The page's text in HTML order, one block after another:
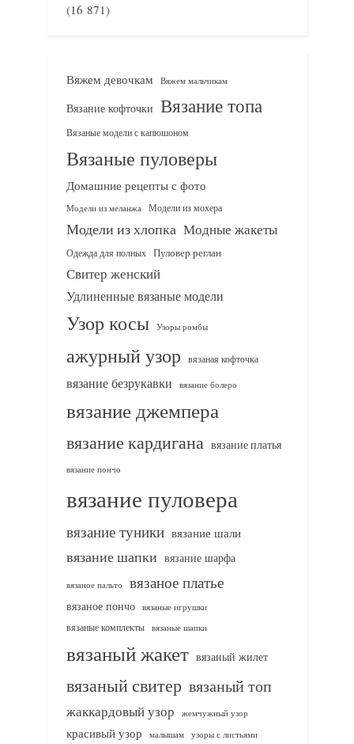
(16 871)
Вяжем девочкам Вяжем мальчикам
Вязание кофточки Вязание топа
Вязаные модели с капюшоном
Вязаные пуловеры
Домашние рецепты с фото
Модели из меланжа Модели из мохера
Модели из хлопка Модные жакеты
Одежда для полных Пуловер реглан
Свитер женский
Удлиненные вязаные модели
Узор косы Узоры ромбы
ажурный узор вязаная кофточка
вязание безрукавки вязание болеро
вязание джемпера
вязание кардигана вязание платья
вязание пончо
вязание пуловера
вязание туники вязание шали
вязание шапки вязание шарфа
вязаное пальто вязаное платье
вязаное пончо вязаные игрушки
вязаные комплекты
вязаные шапки
вязаный жакет вязаный жилет
вязаный свитер вязаный топ
жаккардовый узор жемчужный узор
красивый узор малышам узоры с листьями